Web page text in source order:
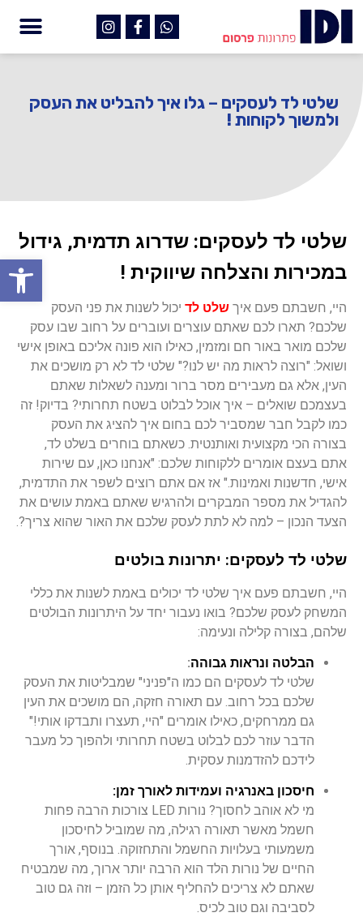
שלטי לד לעסקים – גלו איך להבליט את העסק
ולמשוך לקוחות !
שלטי לד לעסקים: שדרוג תדמית, גידול
במכירות והצלחה שיווקית !
היי, חשבתם פעם איך שלט לד יכול לשנות את פני העסק
שלכם? תארו לכם שאתם עוצרים ועוברים על רחוב שבו עסק
שלכם מואר באור חם ומזמין, כאילו הוא פונה אליכם באופן אישי
ושואל: "רוצה לראות מה יש לנו?" שלטי לד לא רק מושכים את
העין, אלא גם מעבירים מסר ברור ומענה לשאלות שאתם
בעצמכם שואלים – איך אוכל לבלוט בשטח תחרותי? בדיוק! זה
כמו לקבל חבר שמסביר לכם בחום איך להציג את העסק
בצורה הכי מקצועית ואותנטית. כשאתם בוחרים בשלט לד,
אתם בעצם אומרים ללקוחות שלכם: "אנחנו כאן, עם שירות
אישי, חדשנות ואמינות." אז אם אתם רוצים לשפר את התדמית,
להגדיל את מספר המבקרים ולהרגיש שאתם באמת עושים את
הצעד הנכון – למה לא לתת לעסק שלכם את האור שהוא צריך?.
שלטי לד לעסקים: יתרונות בולטים
היי, חשבתם פעם איך שלטי לד יכולים באמת לשנות את כללי
המשחק לעסק שלכם? בואו נעבור יחד על היתרונות הבולטים
שלהם, בצורה קלילה ונעימה:
הבלטה ונראות גבוהה:
שלטי לד לעסקים הם כמו ה"פניני" שמבליטות את העסק
שלכם בכל רחוב. עם תאורה חזקה, הם מושכים את העין
גם ממרחקים, כאילו אומרים "היי, תעצרו ותבדקו אותי!"
הדבר עוזר לכם לבלוט בשטח תחרותי ולהפוך כל מעבר
לידכם להזדמנות עסקית.
חיסכון באנרגיה ועמידות לאורך זמן:
מי לא אוהב לחסוך? נורות LED צורכות הרבה פחות
חשמל מאשר תאורה רגילה, מה שמוביל לחיסכון
משמעותי בעלויות החשמל והתחזוקה. בנוסף, אורך
החיים של נורות הלד הוא הרבה יותר ארוך, מה שמבטיח
שאתם לא צריכים להחליף אותן כל הזמן – וזה גם טוב
לסביבה וגם טוב לכיס.